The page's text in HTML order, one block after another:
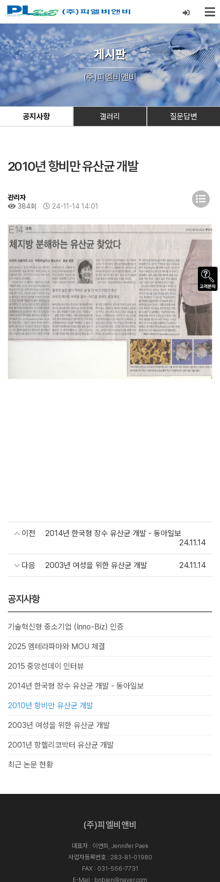
게시판
(주)피엘비앤비
공지사항 갤러리 질문답변
공지사항
기술혁신형 중소기업 (Inno-Biz) 인증
2025 엠테라파마와 MOU 체결
2015 중앙선데이 인터뷰
2014년 한국형 장수 유산균 개발 - 동아일보
2010년 항비만 유산균 개발
2003년 여성을 위한 유산균 개발
2001년 항헬리코박터 유산균 개발
최근 논문 현황
2010년 항비만 유산균 개발
관리자
384회
24-11-14 14:01
이전
2014년 한국형 장수 유산균 개발 - 동아일보
24.11.14
다음 2003년 여성을 위한 유산균 개발 24.11.14
(주)피엘비앤비
대표자 : 이연희, Jennifer Paek
사업자등록번호 : 283-81-01980
FAX : 031-556-7731
E-Mail : bnbjen@naver.com